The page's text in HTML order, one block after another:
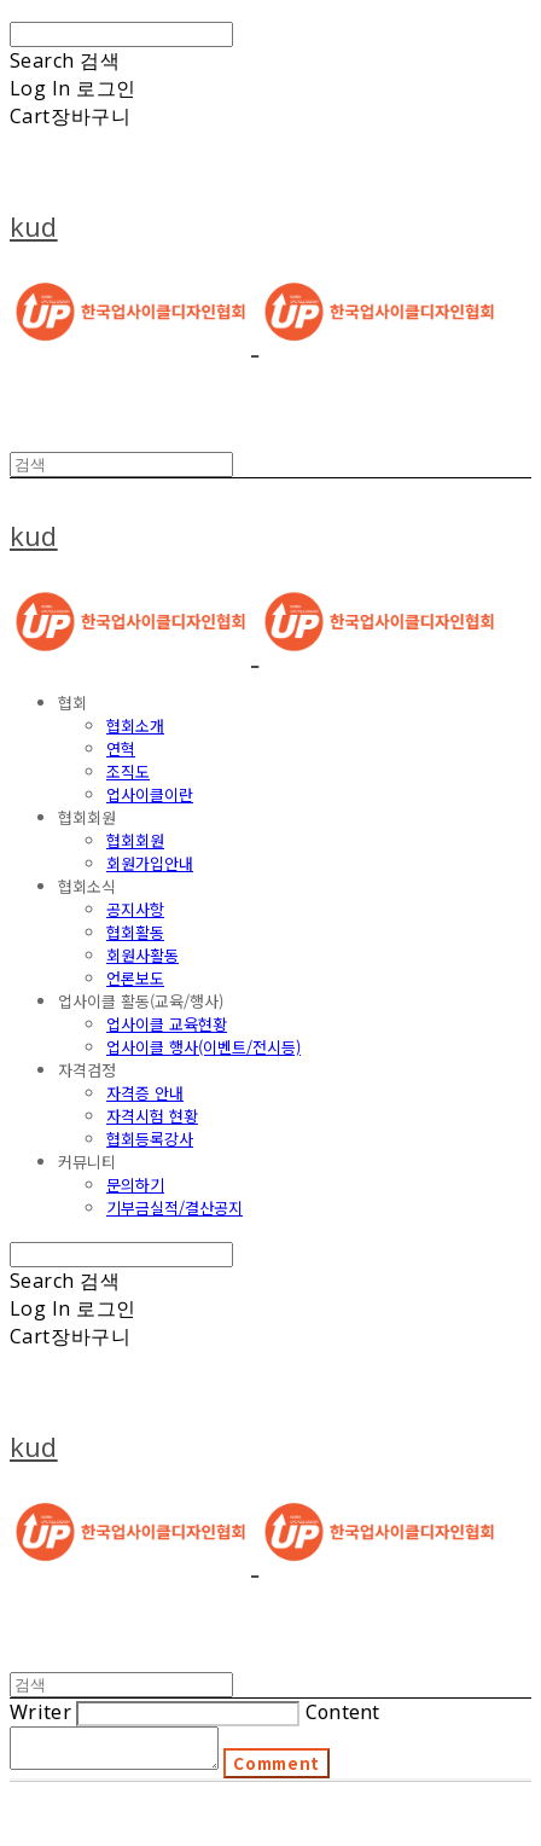
Search 검색
Log In 로그인
Cart장바구니
kud
kud
협회
협회소개
연혁
조직도
업사이클이란
협회회원
협회회원
회원가입안내
협회소식
공지사항
협회활동
회원사활동
언론보도
업사이클 활동(교육/행사)
업사이클 교육현황
업사이클 행사(이벤트/전시등)
자격검정
자격증 안내
자격시험 현황
협회등록강사
커뮤니티
문의하기
기부금실적/결산공지
Search 검색
Log In 로그인
Cart장바구니
kud
Writer Content
Comment